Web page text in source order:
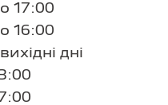
17:00
16:00
дні